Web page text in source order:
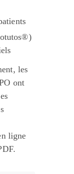
les
ont
ligne